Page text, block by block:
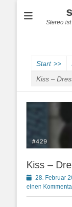
Stereo
Start >>
Kiss –
Kiss –
Posted
on
28. Februar
einen